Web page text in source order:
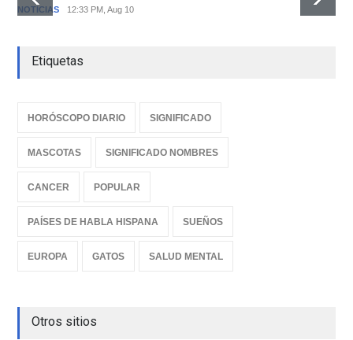
NOTICIAS 12:33 PM, Aug 10
Etiquetas
HORÓSCOPO DIARIO SIGNIFICADO
MASCOTAS SIGNIFICADO NOMBRES
CANCER POPULAR
PAÍSES DE HABLA HISPANA SUEÑOS
EUROPA GATOS SALUD MENTAL
Otros sitios